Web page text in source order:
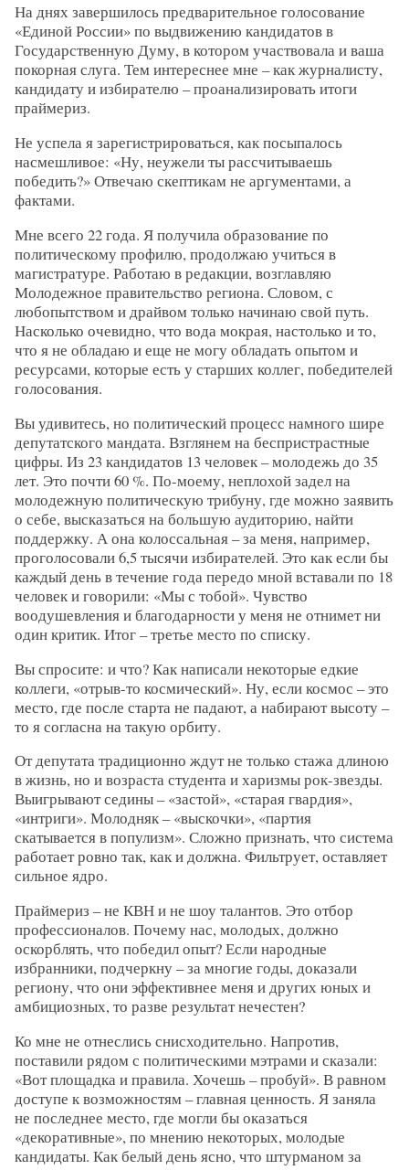
На днях завершилось предварительное голосование
«Единой России» по выдвижению кандидатов в
Государственную Думу, в котором участвовала и ваша
покорная слуга. Тем интереснее мне – как журналисту,
кандидату и избирателю – проанализировать итоги
праймериз.
Не успела я зарегистрироваться, как посыпалось
насмешливое: «Ну, неужели ты рассчитываешь
победить?» Отвечаю скептикам не аргументами, а
фактами.
Мне всего 22 года. Я получила образование по
политическому профилю, продолжаю учиться в
магистратуре. Работаю в редакции, возглавляю
Молодежное правительство региона. Словом, с
любопытством и драйвом только начинаю свой путь.
Насколько очевидно, что вода мокрая, настолько и то,
что я не обладаю и еще не могу обладать опытом и
ресурсами, которые есть у старших коллег, победителей
голосования.
Вы удивитесь, но политический процесс намного шире
депутатского мандата. Взглянем на беспристрастные
цифры. Из 23 кандидатов 13 человек – молодежь до 35
лет. Это почти 60 %. По-моему, неплохой задел на
молодежную политическую трибуну, где можно заявить
о себе, высказаться на большую аудиторию, найти
поддержку. А она колоссальная – за меня, например,
проголосовали 6,5 тысячи избирателей. Это как если бы
каждый день в течение года передо мной вставали по 18
человек и говорили: «Мы с тобой». Чувство
воодушевления и благодарности у меня не отнимет ни
один критик. Итог – третье место по списку.
Вы спросите: и что? Как написали некоторые едкие
коллеги, «отрыв-то космический». Ну, если космос – это
место, где после старта не падают, а набирают высоту –
то я согласна на такую орбиту.
От депутата традиционно ждут не только стажа длиною
в жизнь, но и возраста студента и харизмы рок-звезды.
Выигрывают седины – «застой», «старая гвардия»,
«интриги». Молодняк – «выскочки», «партия
скатывается в популизм». Сложно признать, что система
работает ровно так, как и должна. Фильтрует, оставляет
сильное ядро.
Праймериз – не КВН и не шоу талантов. Это отбор
профессионалов. Почему нас, молодых, должно
оскорблять, что победил опыт? Если народные
избранники, подчеркну – за многие годы, доказали
региону, что они эффективнее меня и других юных и
амбициозных, то разве результат нечестен?
Ко мне не отнеслись снисходительно. Напротив,
поставили рядом с политическими мэтрами и сказали:
«Вот площадка и правила. Хочешь – пробуй». В равном
доступе к возможностям – главная ценность. Я заняла
не последнее место, где могли бы оказаться
«декоративные», по мнению некоторых, молодые
кандидаты. Как белый день ясно, что штурманом за